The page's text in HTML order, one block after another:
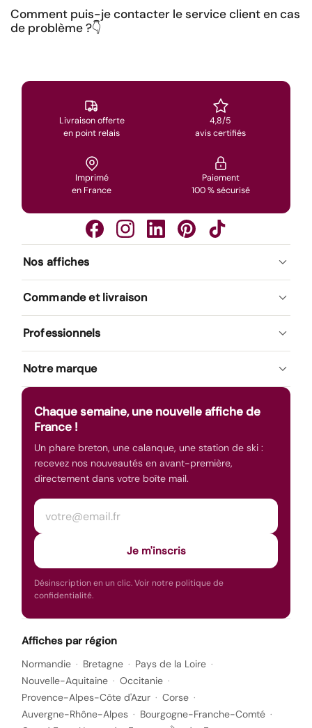
Comment puis-je contacter le service client en cas
de problème ?👇
Livraison offerte
en point relais
4,8/5
avis certifiés
Imprimé
en France
Paiement
100 % sécurisé
Nos affiches
Commande et livraison
Professionnels
Notre marque
Chaque semaine, une nouvelle affiche de
France !
Un phare breton, une calanque, une station de ski :
recevez nos nouveautés en avant-première,
directement dans votre boîte mail.
Votre adresse e-mail
Je m'inscris
Désinscription en un clic. Voir notrepolitique de
confidentialité.
Affiches par région
Normandie Bretagne
Pays de la Loire
Nouvelle-Aquitaine
Occitanie
Provence-Alpes-Côte d'Azur
Corse
Auvergne-Rhône-Alpes
Bourgogne-Franche-Comté